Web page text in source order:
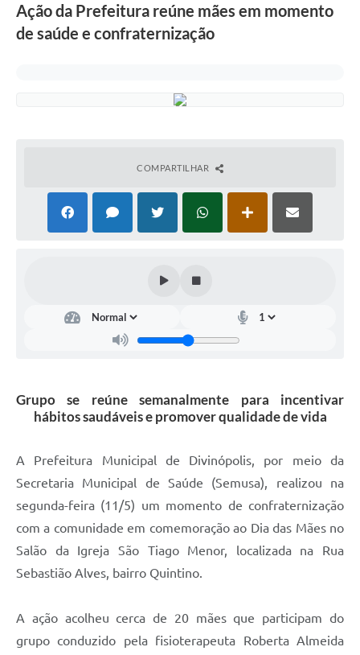
Ação da Prefeitura reúne mães em momento
de saúde e confraternização
COMPARTILHAR
Grupo se reúne semanalmente para incentivar
hábitos saudáveis e promover qualidade de vida
A Prefeitura Municipal de Divinópolis, por meio da
Secretaria Municipal de Saúde (Semusa), realizou na
segunda-feira (11/5) um momento de confraternização
com a comunidade em comemoração ao Dia das Mães no
Salão da Igreja São Tiago Menor, localizada na Rua
Sebastião Alves, bairro Quintino.
A ação acolheu cerca de 20 mães que participam do
grupo conduzido pela fisioterapeuta Roberta Almeida